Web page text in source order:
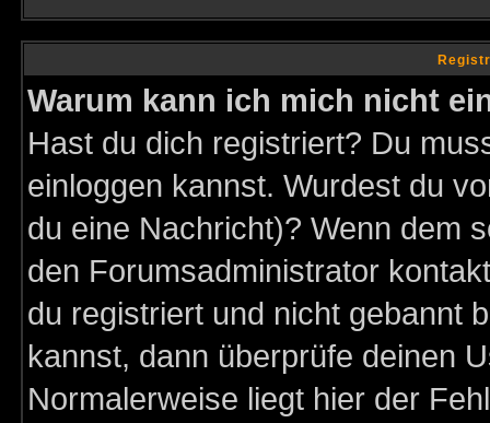
Warum kann ich mich nicht
Hast du dich registriert? Du
einloggen kannst. Wurdest du
du eine Nachricht)? Wenn dem
den Forumsadministrator
du registriert und nicht gebannt
kannst, dann überprüfe deinen
Normalerweise liegt hier der